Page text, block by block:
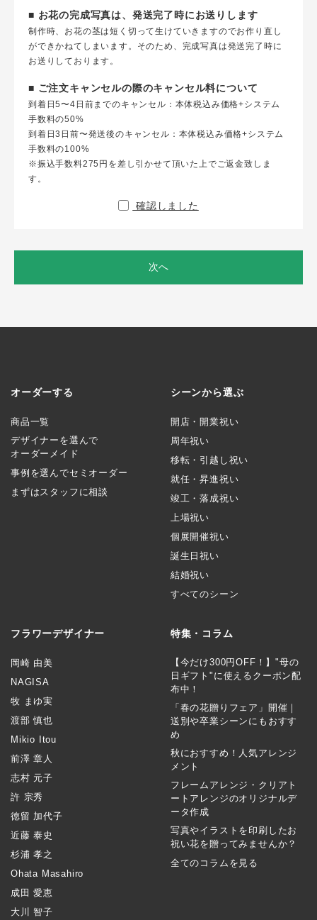
■ お花の完成写真は、発送完了時にお送りします
制作時、お花の茎は短く切って生けていきますのでお作り直し
ができかねてしまいます。そのため、完成写真は発送完了時に
お送りしております。
■ ご注文キャンセルの際のキャンセル料について
到着日5〜4日前までのキャンセル：本体税込み価格+システム
手数料の50%
到着日3日前〜発送後のキャンセル：本体税込み価格+システム
手数料の100%
※振込手数料275円を差し引かせて頂いた上でご返金致しま
す。
確認しました
次へ
オーダーする
商品一覧
デザイナーを選んで
オーダーメイド
事例を選んでセミオーダー
まずはスタッフに相談
シーンから選ぶ
開店・開業祝い
周年祝い
移転・引越し祝い
就任・昇進祝い
竣工・落成祝い
上場祝い
個展開催祝い
誕生日祝い
結婚祝い
すべてのシーン
フラワーデザイナー
岡崎 由美
NAGISA
牧 まゆ実
渡部 慎也
Mikio Itou
前澤 章人
志村 元子
許 宗秀
徳留 加代子
近藤 泰史
杉浦 孝之
Ohata Masahiro
成田 愛恵
大川 智子
特集・コラム
【今だけ300円OFF！】"母の
日ギフト"に使えるクーポン配
布中！
「春の花贈りフェア」開催｜
送別や卒業シーンにもおすす
め
秋におすすめ！人気アレンジ
メント
フレームアレンジ・クリアト
ートアレンジのオリジナルデ
ータ作成
写真やイラストを印刷したお
祝い花を贈ってみませんか？
全てのコラムを見る